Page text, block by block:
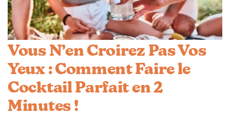
Vous N’en Croirez Pas Vos
Yeux : Comment Faire le
Cocktail Parfait en 2
Minutes !